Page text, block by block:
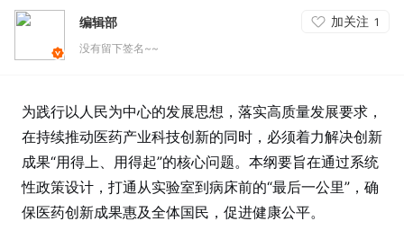
编辑部 加关注 1
没有留下签名~~
为践行以人民为中心的发展思想，落实高质量发展要求，
在持续推动医药产业科技创新的同时，必须着力解决创新
成果“用得上、用得起”的核心问题。本纲要旨在通过系统
性政策设计，打通从实验室到病床前的“最后一公里”，确
保医药创新成果惠及全体国民，促进健康公平。